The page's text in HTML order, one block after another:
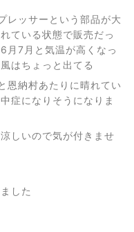
ッサーという部品が大
いる状態で販売だっ
7月と気温が高くなっ
はちょっと出てる
納村あたりに晴れてい
症になりそうになりま
しいので気が付きませ
した